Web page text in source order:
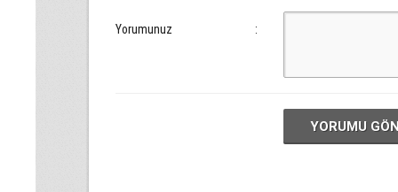
Yorumunuz :
YORUMU